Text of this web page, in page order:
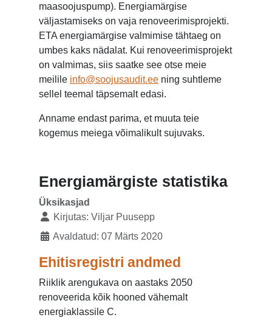
maasoojuspump). Energiamärgise
väljastamiseks on vaja renoveerimisprojekti.
ETA energiamärgise valmimise tähtaeg on
umbes kaks nädalat. Kui renoveerimisprojekt
on valmimas, siis saatke see otse meie
meilile info@soojusaudit.ee ning suhtleme
sellel teemal täpsemalt edasi.
Anname endast parima, et muuta teie
kogemus meiega võimalikult sujuvaks.
Energiamärgiste statistika
Üksikasjad
Kirjutas: Viljar Puusepp
Avaldatud: 07 Märts 2020
Ehitisregistri andmed
Riiklik arengukava on aastaks 2050
renoveerida kõik hooned vähemalt
energiaklassile C.